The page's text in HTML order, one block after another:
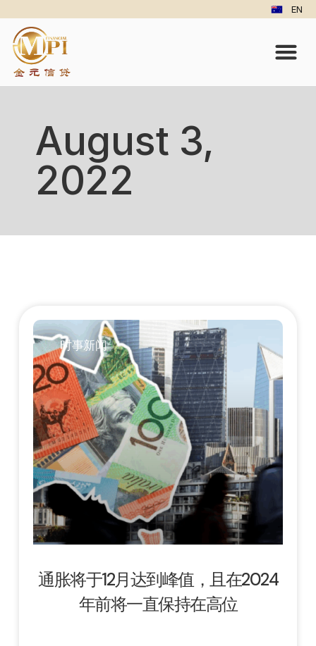
EN
August 3,
2022
时事新闻
通胀将于12月达到峰值，且在2024
年前将一直保持在高位